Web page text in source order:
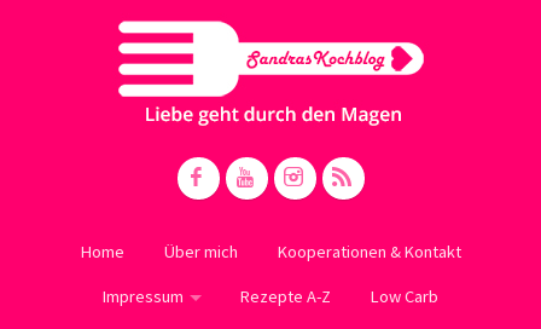
Home Über mich Kooperationen & Kontakt
Impressum Rezepte A-Z Low Carb